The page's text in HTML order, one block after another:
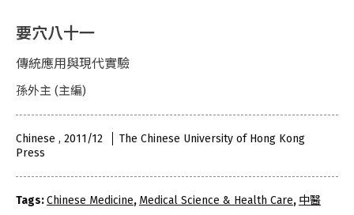
要穴八十一
傳統應用與現代實驗
孫外主 (主編)
Chinese , 2011/12
The Chinese University of Hong Kong
Press
Tags:Chinese Medicine, Medical Science & Health Care, 中醫